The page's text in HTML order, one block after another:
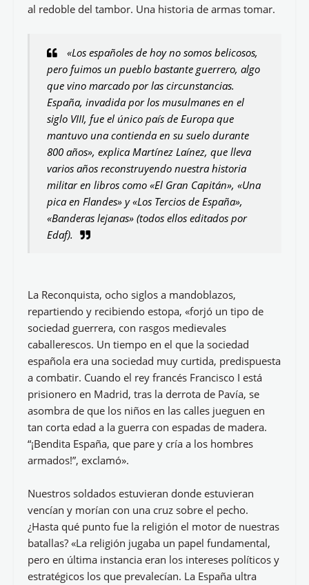
al redoble del tambor. Una historia de armas tomar.
«Los españoles de hoy no somos belicosos,
pero fuimos un pueblo bastante guerrero, algo
que vino marcado por las circunstancias.
España, invadida por los musulmanes en el
siglo VIII, fue el único país de Europa que
mantuvo una contienda en su suelo durante
800 años», explica Martínez Laínez, que lleva
varios años reconstruyendo nuestra historia
militar en libros como «El Gran Capitán», «Una
pica en Flandes» y «Los Tercios de España»,
«Banderas lejanas» (todos ellos editados por
Edaf).
La Reconquista, ocho siglos a mandoblazos,
repartiendo y recibiendo estopa, «forjó un tipo de
sociedad guerrera, con rasgos medievales
caballerescos. Un tiempo en el que la sociedad
española era una sociedad muy curtida, predispuesta
a combatir. Cuando el rey francés Francisco I está
prisionero en Madrid, tras la derrota de Pavía, se
asombra de que los niños en las calles jueguen en
tan corta edad a la guerra con espadas de madera.
“¡Bendita España, que pare y cría a los hombres
armados!”, exclamó».
Nuestros soldados estuvieran donde estuvieran
vencían y morían con una cruz sobre el pecho.
¿Hasta qué punto fue la religión el motor de nuestras
batallas? «La religión jugaba un papel fundamental,
pero en última instancia eran los intereses políticos y
estratégicos los que prevalecían. La España ultra